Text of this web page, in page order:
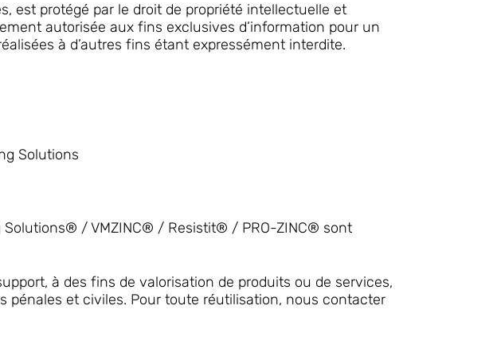
est protégé par le droit de propriété intellectuelle et
autorisée aux fins exclusives d’information pour un
à d’autres fins étant expressément interdite.
Solutions
Solutions® / VMZINC® / Resistit® / PRO-ZINC® sont
à des fins de valorisation de produits ou de services,
et civiles. Pour toute réutilisation, nous contacter